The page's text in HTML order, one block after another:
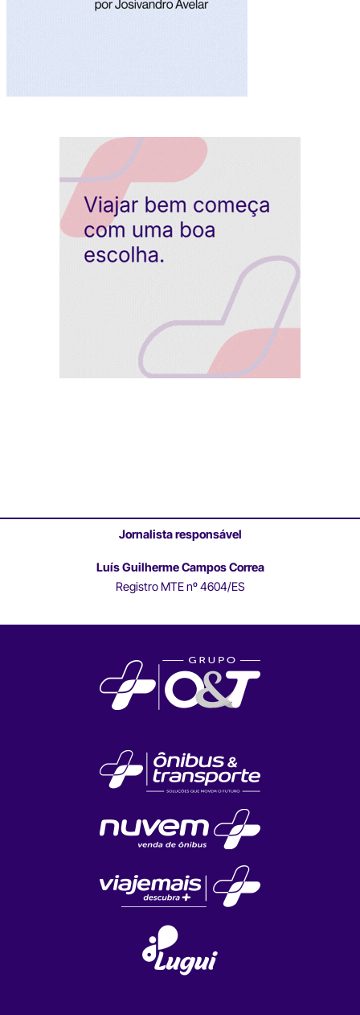
Jornalista responsável
Luís Guilherme Campos Correa
Registro MTE nº 4604/ES